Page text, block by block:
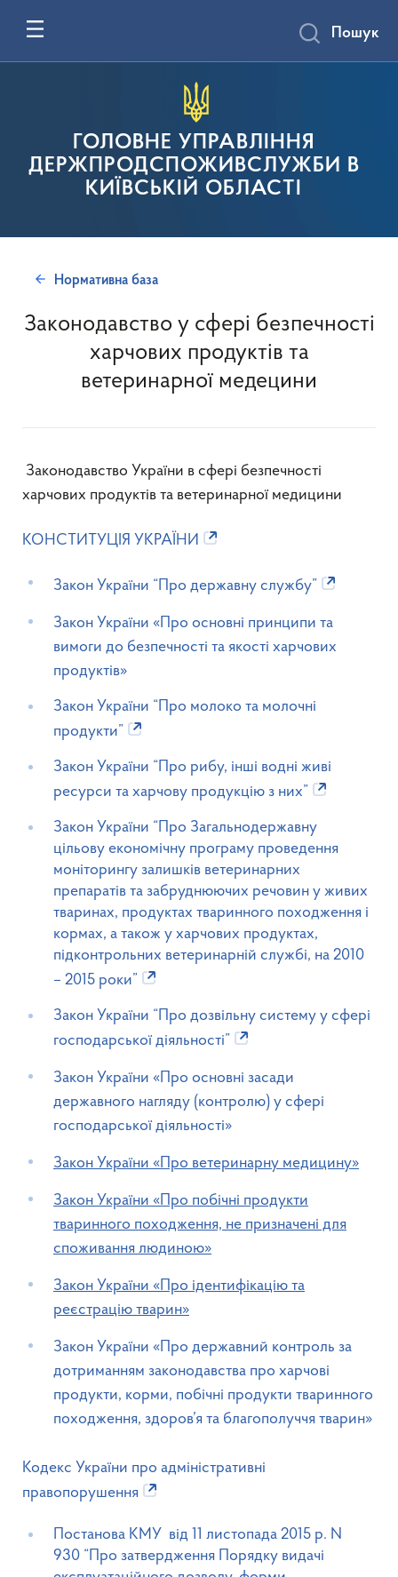
ГОЛОВНЕ УПРАВЛІННЯ
ДЕРЖПРОДСПОЖИВСЛУЖБИ В
КИЇВСЬКІЙ ОБЛАСТІ
Пошук
Нормативна база
Законодавство у сфері безпечності
харчових продуктів та
ветеринарної медецини
Законодавство України в сфері безпечності
харчових продуктів та ветеринарної медицини
КОНСТИТУЦІЯ УКРАЇНИ
Закон України “Про державну службу”
Закон України «Про основні принципи та
вимоги до безпечності та якості харчових
продуктів»
Закон України “Про молоко та молочні
продукти”
Закон України “Про рибу, інші водні живі
ресурси та харчову продукцію з них”
Закон України “Про Загальнодержавну
цільову економічну програму проведення
моніторингу залишків ветеринарних
препаратів та забруднюючих речовин у живих
тваринах, продуктах тваринного походження і
кормах, а також у харчових продуктах,
підконтрольних ветеринарній службі, на 2010
– 2015 роки”
Закон України “Про дозвільну систему у сфері
господарської діяльності”
Закон України «Про основні засади
державного нагляду (контролю) у сфері
господарської діяльності»
Закон України «Про ветеринарну медицину»
Закон України «Про побічні продукти
тваринного походження, не призначені для
споживання людиною»
Закон України «Про ідентифікацію та
реєстрацію тварин»
Закон України «Про державний контроль за
дотриманням законодавства про харчові
продукти, корми, побічні продукти тваринного
походження, здоров’я та благополуччя тварин»
Кодекс України про адміністративні
правопорушення
Постанова КМУ від 11 листопада 2015 р. N
930 “Про затвердження Порядку видачі